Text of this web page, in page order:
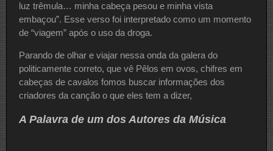
luz trêmula… minha cabeça pesou e minha vista
embaçou”. Esse verso foi interpretado como um momento
de “viagem” após o uso da droga.
Parando de olhar e viajar nessa onda da galera do
politicamente correto, que vê Pêlos em ovos, chifres em
cabeças de cavalos fomos buscar informações dos
criadores da canção o que eles tem a dizer,
A Palavra de um dos Autores da Música